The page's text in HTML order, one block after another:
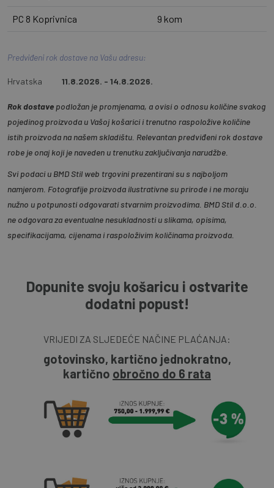
PC 8 Koprivnica 9 kom
Predviđeni rok dostave na Vašu adresu:
Hrvatska 11.8.2026. - 14.8.2026.
Rok dostave podložan je promjenama, a ovisi o odnosu količine svakog
pojedinog proizvoda u Vašoj košarici i trenutno raspoložive količine
istih proizvoda na našem skladištu. Relevantan predviđeni rok dostave
robe je onaj koji je naveden u trenutku zaključivanja narudžbe.
Svi podaci u BMD Stil web trgovini prezentirani su s najboljom
namjerom. Fotografije proizvoda ilustrativne su prirode i ne moraju
nužno u potpunosti odgovarati stvarnim proizvodima. BMD Stil d.o.o.
ne odgovara za eventualne nesukladnosti u slikama, opisima,
specifikacijama, cijenama i raspoloživim količinama proizvoda.
Dopunite svoju košaricu i ostvarite
dodatni popust!
VRIJEDI ZA SLJEDEĆE NAČINE PLAĆANJA:
gotovinsko, kartično jednokratno,
kartično obročno do 6 rata